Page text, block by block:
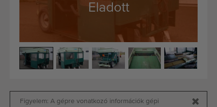
Minőségi gépek
Kiszállítás világszerte
1977-óta
Eladott
Figyelem: A gépre vonatkozó információk gépi